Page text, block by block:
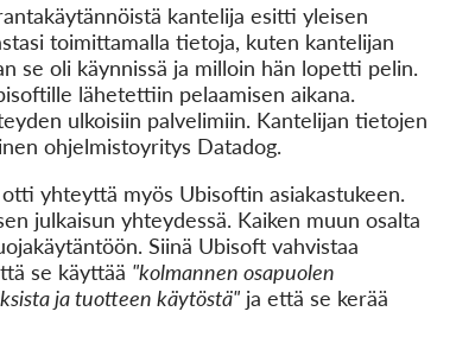
kantelija esitti yleisen
toimittamalla tietoja, kuten kantelijan
se oli käynnissä ja milloin hän lopetti pelin.
lähetettiin pelaamisen aikana.
ulkoisiin palvelimiin. Kantelijan tietojen
ohjelmistoyritys Datadog.
yhteyttä myös Ubisoftin asiakastukeen.
julkaisun yhteydessä. Kaiken muun osalta
Siinä Ubisoft vahvistaa
se käyttää "kolmannen osapuolen
ja tuotteen käytöstä" ja että se kerää